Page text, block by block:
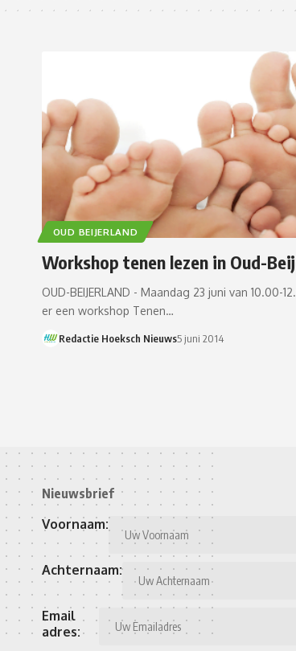
OUD BEIJERLAND
Workshop tenen lezen in Oud-
OUD-BEIJERLAND - Maandag 23 juni van 10.00-
er een workshop Tenen…
Redactie Hoeksch Nieuws5 juni 2014
Nieuwsbrief
Voornaam:
Achternaam:
Email
adres: